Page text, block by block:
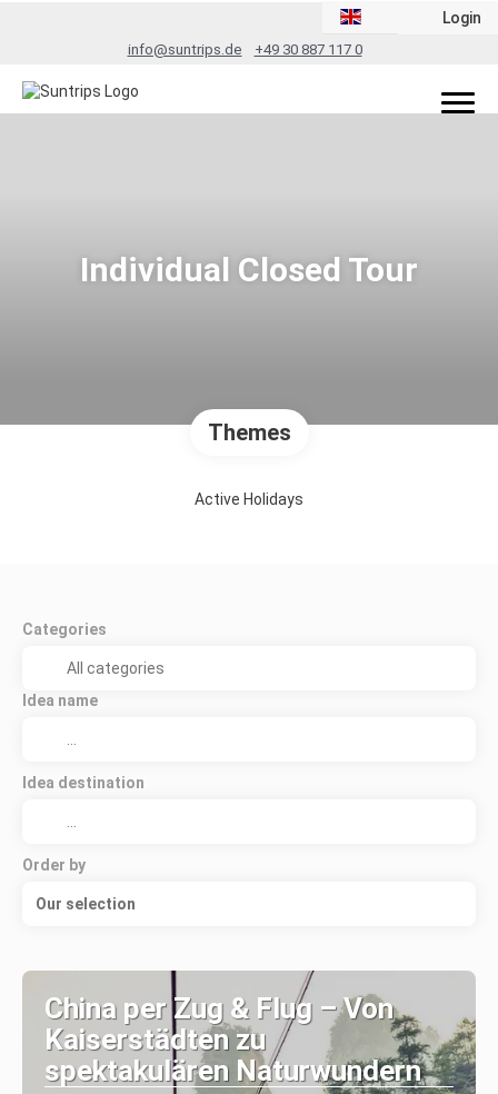
info@suntrips.de +49 30 887 117 0
Login
Individual Closed Tour
Themes
Active Holidays
Categories
Idea name
Idea destination
Order by
Our selection
China per Zug & Flug – Von
Kaiserstädten zu
spektakulären Naturwundern